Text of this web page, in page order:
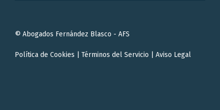
© Abogados Fernández Blasco - AFS
Política de Cookies Términos del Servicio Aviso Legal